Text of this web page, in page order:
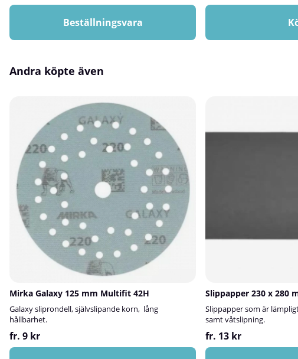
Beställningsvara
Andra köpte även
Mirka Galaxy 125 mm Multifit 42H
Galaxy sliprondell, självslipande korn, lång
hållbarhet.
fr. 9 kr
Slippapper 230 x 280
Slippapper som är
samt våtslipning.
fr. 13 kr